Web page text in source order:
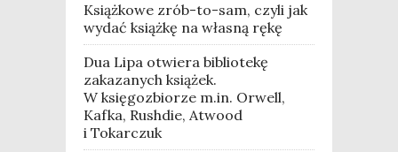
Książkowe zrób-to-sam, czyli jak
wydać książkę na własną rękę
Dua Lipa otwiera bibliotekę
zakazanych książek.
W księgozbiorze m.in. Orwell,
Kafka, Rushdie, Atwood
i Tokarczuk